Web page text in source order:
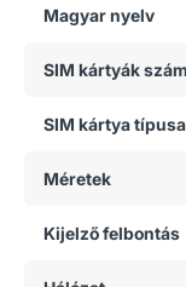
Magyar nyelv
SIM kártyák
SIM kártya típusa
Méretek
Kijelző felbontás